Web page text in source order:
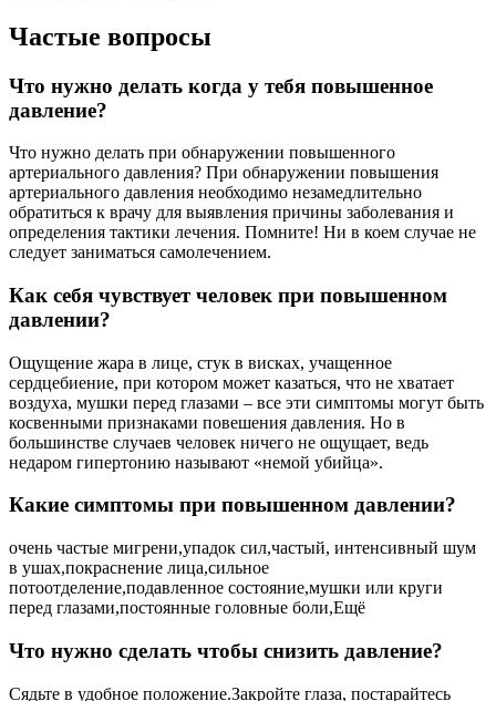
Частые вопросы
Что нужно делать когда у тебя повышенное
давление?
Что нужно делать при обнаружении повышенного
артериального давления? При обнаружении повышения
артериального давления необходимо незамедлительно
обратиться к врачу для выявления причины заболевания и
определения тактики лечения. Помните! Ни в коем случае не
следует заниматься самолечением.
Как себя чувствует человек при повышенном
давлении?
Ощущение жара в лице, стук в висках, учащенное
сердцебиение, при котором может казаться, что не хватает
воздуха, мушки перед глазами – все эти симптомы могут быть
косвенными признаками повешения давления. Но в
большинстве случаев человек ничего не ощущает, ведь
недаром гипертонию называют «немой убийца».
Какие симптомы при повышенном давлении?
очень частые мигрени,упадок сил,частый, интенсивный шум
в ушах,покраснение лица,сильное
потоотделение,подавленное состояние,мушки или круги
перед глазами,постоянные головные боли,Ещё
Что нужно сделать чтобы снизить давление?
Сядьте в удобное положение.Закройте глаза, постарайтесь